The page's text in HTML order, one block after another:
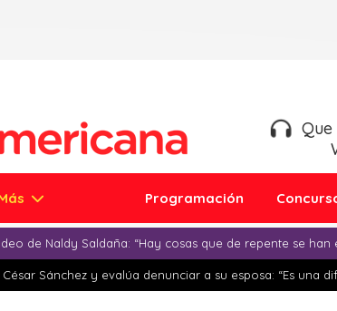
Programación
de Naldy Saldaña: “Hay cosas que de repente se han
Sánchez y evalúa denunciar a su esposa: “Es una